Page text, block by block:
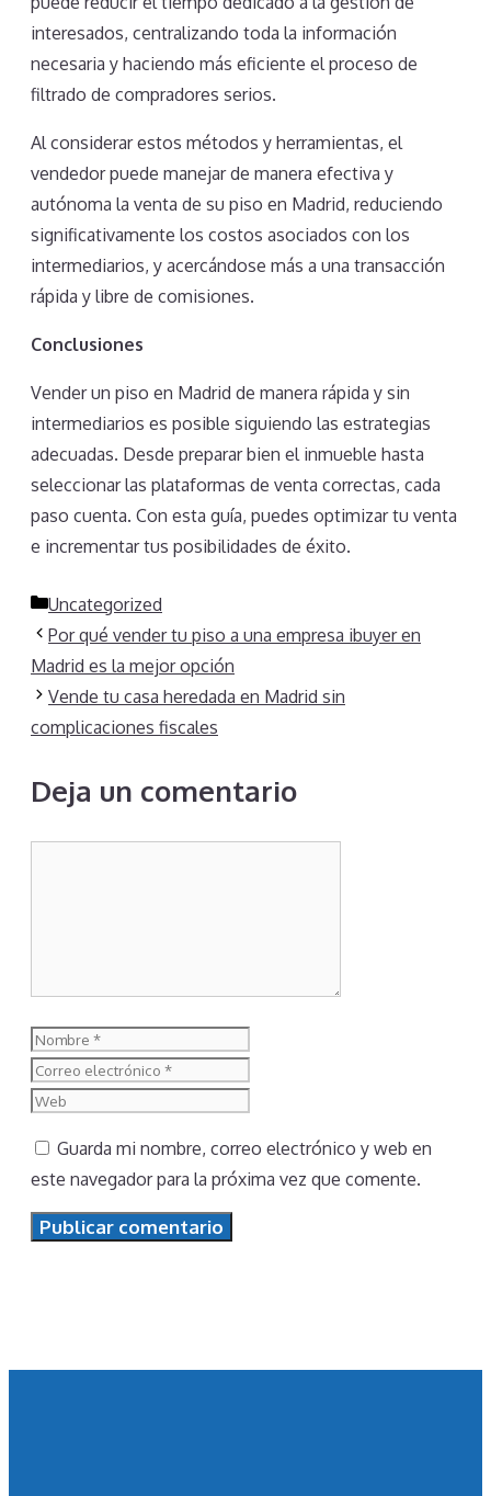
interesados, centralizando toda la información
necesaria y haciendo más eficiente el proceso de
filtrado de compradores serios.
Al considerar estos métodos y herramientas, el
vendedor puede manejar de manera efectiva y
autónoma la venta de su piso en Madrid, reduciendo
significativamente los costos asociados con los
intermediarios, y acercándose más a una transacción
rápida y libre de comisiones.
Conclusiones
Vender un piso en Madrid de manera rápida y sin
intermediarios es posible siguiendo las estrategias
adecuadas. Desde preparar bien el inmueble hasta
seleccionar las plataformas de venta correctas, cada
paso cuenta. Con esta guía, puedes optimizar tu venta
e incrementar tus posibilidades de éxito.
Categorías
Uncategorized
Por qué vender tu piso a una empresa ibuyer en
Madrid es la mejor opción
Vende tu casa heredada en Madrid sin
complicaciones fiscales
Deja un comentario
Nombre
Guarda mi nombre, correo electrónico y web en
este navegador para la próxima vez que comente.